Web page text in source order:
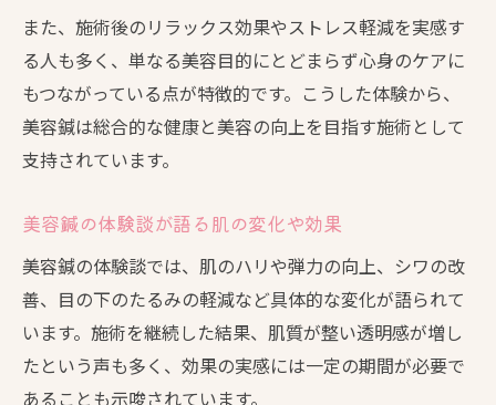
また、施術後のリラックス効果やストレス軽減を実感す
る人も多く、単なる美容目的にとどまらず心身のケアに
もつながっている点が特徴的です。こうした体験から、
美容鍼は総合的な健康と美容の向上を目指す施術として
支持されています。
美容鍼の体験談が語る肌の変化や効果
美容鍼の体験談では、肌のハリや弾力の向上、シワの改
善、目の下のたるみの軽減など具体的な変化が語られて
います。施術を継続した結果、肌質が整い透明感が増し
たという声も多く、効果の実感には一定の期間が必要で
あることも示唆されています。